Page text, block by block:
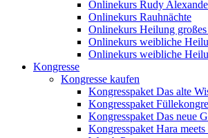
Onlinekurs Rudy
Onlinekurs Rauhnächte
Onlinekurs Heilung großes
Onlinekurs weibliche
Onlinekurs weibliche
Kongresse
Kongresse kaufen
Kongresspaket Das alte
Kongresspaket
Kongresspaket Das neue
Kongresspaket Hara